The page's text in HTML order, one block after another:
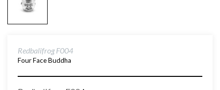
Redbalifrog F004
Four Face Buddha